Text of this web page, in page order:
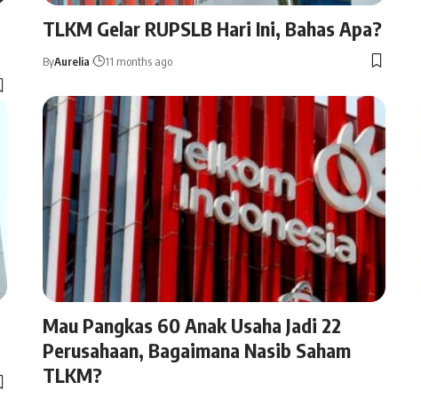
TLKM Gelar RUPSLB Hari Ini, Bahas Apa?
ByAurelia 11 months ago
Mau Pangkas 60 Anak Usaha Jadi 22
Perusahaan, Bagaimana Nasib Saham
TLKM?